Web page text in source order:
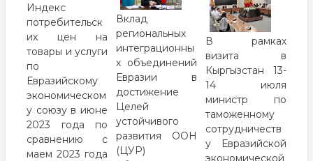
Индекс
потребительск
их цен на
товары и услуги
по
Евразийскому
экономическом
у союзу в июне
2023 года по
сравнению с
маем 2023 года
Вклад
региональных
интеграционны
х объединений
Евразии в
достижение
Целей
устойчивого
развития ООН
(ЦУР)
В рамках
визита в
Кыргызстан 13-
14 июля
министр по
таможенному
сотрудничеств
у Евразийской
экономической